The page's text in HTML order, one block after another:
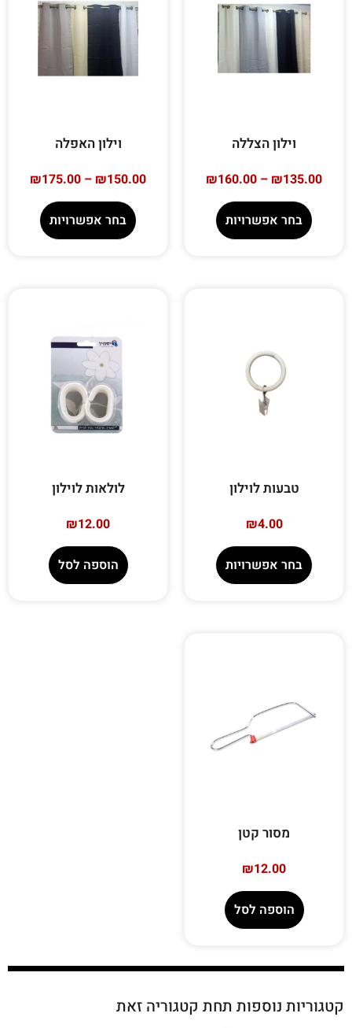
וילון הצללה
₪135.00
–
₪160.00
בחר אפשרויות
וילון האפלה
₪150.00
–
₪175.00
בחר אפשרויות
טבעות לוילון
₪4.00
בחר אפשרויות
לולאות לוילון
₪12.00
הוספה לסל
מסור קטן
₪12.00
הוספה לסל
קטגוריות נוספות תחת קטגוריה זאת